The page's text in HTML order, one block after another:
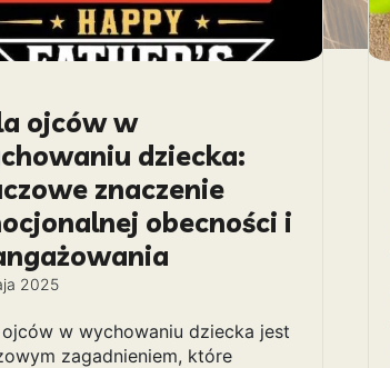
ojców w
dziecka:
znaczenie
obecności i
2025
ojców w wychowaniu dziecka jest
zagadnieniem, które